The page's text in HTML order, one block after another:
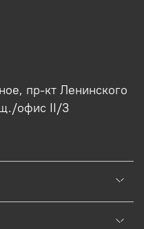
пр-кт Ленинского
офис II/3